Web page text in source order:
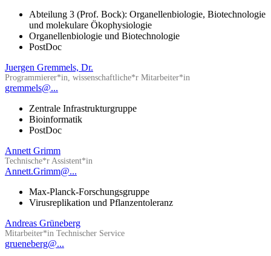
Abteilung 3 (Prof. Bock): Organellenbiologie, Biotechnologie
und molekulare Ökophysiologie
Organellenbiologie und Biotechnologie
PostDoc
Juergen Gremmels, Dr.
Programmierer*in, wissenschaftliche*r Mitarbeiter*in
gremmels@...
Zentrale Infrastrukturgruppe
Bioinformatik
PostDoc
Annett Grimm
Technische*r Assistent*in
Annett.Grimm@...
Max-Planck-Forschungsgruppe
Virusreplikation und Pflanzentoleranz
Andreas Grüneberg
Mitarbeiter*in Technischer Service
grueneberg@...